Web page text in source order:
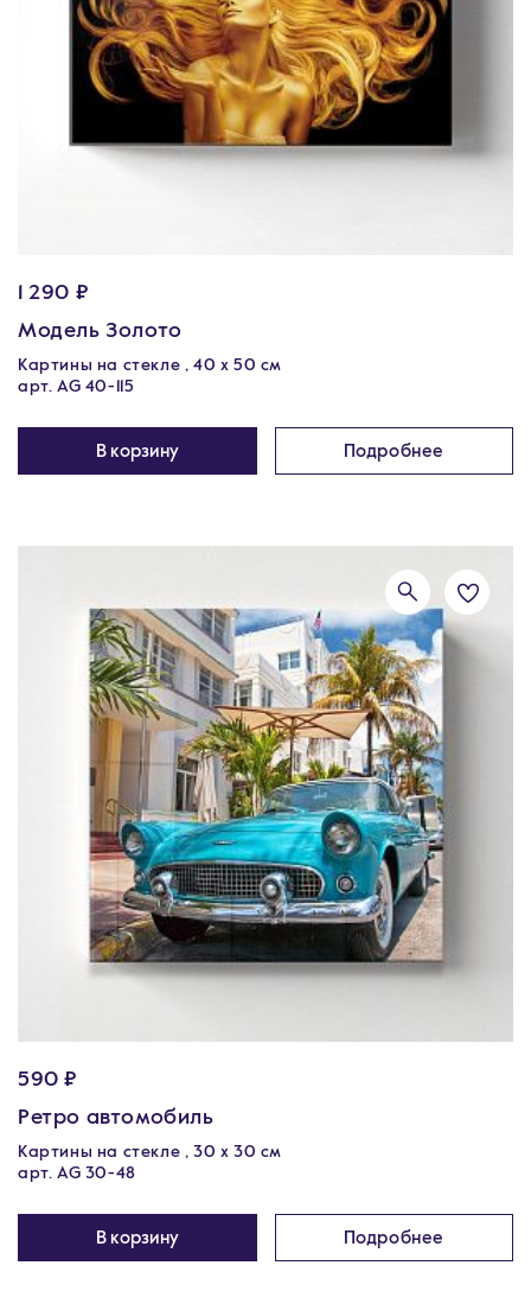
1 290 ₽
Модель Золото
Картины на стекле , 40 х 50 см
арт. AG 40-115
В корзину Подробнее
590 ₽
Ретро автомобиль
Картины на стекле , 30 x 30 см
арт. AG 30-48
В корзину Подробнее